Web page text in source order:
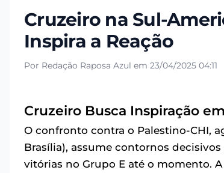
Cruzeiro na Sul-
Inspira a Reação
Por Redação Raposa Azul em 23/04/2025 04:11
Cruzeiro Busca Inspiração
O confronto contra o Palestino-CHI,
Brasília), assume contornos decisivos
vitórias no Grupo E até o momento.